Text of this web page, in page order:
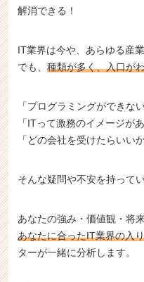
（C
h
r
C
a
e
解消できる！
IT業界は今や、あらゆる産
でも、 種類が多く、入口が
「プログラミングができな
「ITって激務のイメージが
「どの会社を受けたらいい
そんな疑問や不安を持って
あなたの強み・価値観・将
あなたに合ったIT業界の入
ターが一緒に分析します。